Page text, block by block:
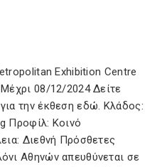
Exhibition Centre
08/12/2024 Δείτε
την έκθεση εδώ. Κλάδος:
Προφίλ: Κοινό
Διεθνή Πρόσθετες
Αθηνών απευθύνεται σε